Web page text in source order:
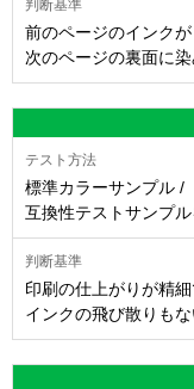
前のページのインクが
次のページの裏面に染
標準カラーサンプル /
互換性テストサンプル
印刷の仕上がりが精細
インクの飛び散りもな